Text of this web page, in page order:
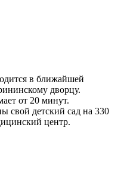
в ближайшей
дворцу.
от 20 минут.
свой детский сад на 330
центр.